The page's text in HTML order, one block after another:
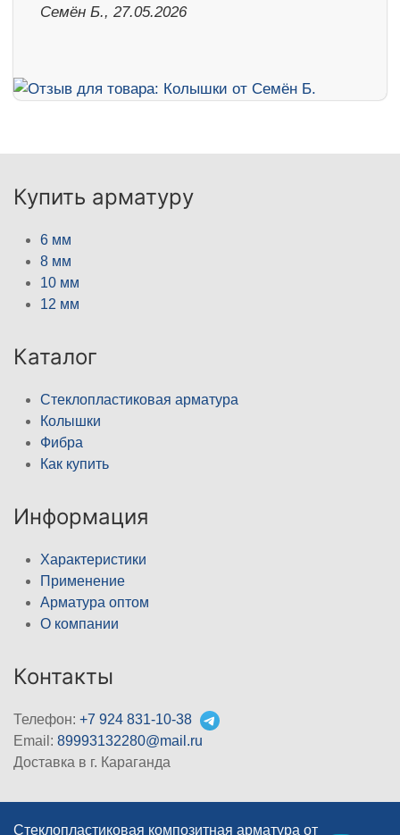
Семён Б., 27.05.2026
Купить арматуру
6 мм
8 мм
10 мм
12 мм
Каталог
Стеклопластиковая арматура
Колышки
Фибра
Как купить
Информация
Характеристики
Применение
Арматура оптом
О компании
Контакты
Телефон: +7 924 831-10-38
Email: 89993132280@mail.ru
Доставка в г. Караганда
Стеклопластиковая композитная арматура от